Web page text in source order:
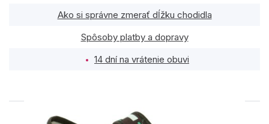
Ako si správne zmerať dĺžku chodidla
Spôsoby platby a dopravy
14 dní na vrátenie obuvi